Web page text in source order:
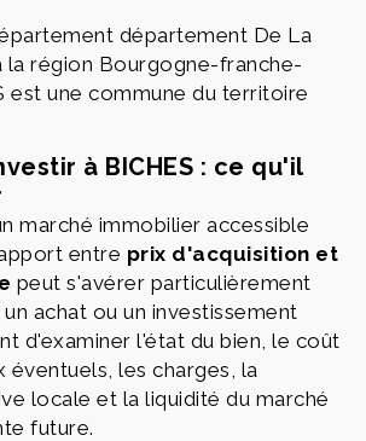
département De La
la région Bourgogne-franche-
est une commune du territoire
à BICHES : ce qu'il
marché immobilier accessible
entre prix d'acquisition et
peut s'avérer particulièrement
achat ou un investissement
d'examiner l'état du bien, le coût
éventuels, les charges, la
locale et la liquidité du marché
future.